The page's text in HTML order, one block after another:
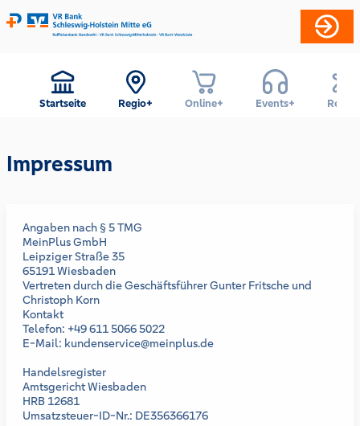
Startseite Regio+ Online+ Events+ Reise+
Impressum
Angaben nach § 5 TMG
MeinPlus GmbH
Leipziger Straße 35
65191 Wiesbaden
Vertreten durch die Geschäftsführer Gunter Fritsche und
Christoph Korn
Kontakt
Telefon: +49 611 5066 5022
E-Mail: kundenservice@meinplus.de
Handelsregister
Amtsgericht Wiesbaden
HRB 12681
Umsatzsteuer-ID-Nr.: DE356366176